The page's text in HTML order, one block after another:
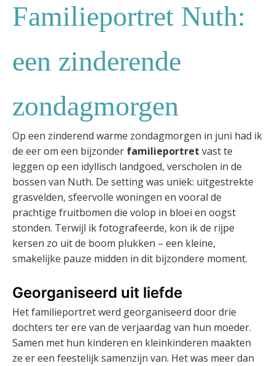
Familieportret Nuth:
een zinderende
zondagmorgen
Op een zinderend warme zondagmorgen in juni had ik
de eer om een bijzonder familieportret vast te
leggen op een idyllisch landgoed, verscholen in de
bossen van Nuth. De setting was uniek: uitgestrekte
grasvelden, sfeervolle woningen en vooral de
prachtige fruitbomen die volop in bloei en oogst
stonden. Terwijl ik fotografeerde, kon ik de rijpe
kersen zo uit de boom plukken – een kleine,
smakelijke pauze midden in dit bijzondere moment.
Georganiseerd uit liefde
Het familieportret werd georganiseerd door drie
dochters ter ere van de verjaardag van hun moeder.
Samen met hun kinderen en kleinkinderen maakten
ze er een feestelijk samenzijn van. Het was meer dan